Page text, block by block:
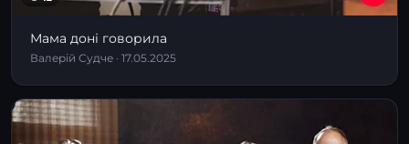
Мама доні говорила
Валерій Судче · 17.05.2025